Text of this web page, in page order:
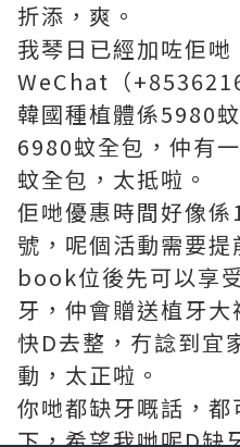
折添，爽。
我琴日已經加咗佢哋
WeChat（
韓國種植體係5980
6980蚊全包，仲有
蚊全包，太抵啦。
佢哋優惠時間好像
號，呢個活動需要
book位後先可以享
牙，仲會贈送植牙
快D去整，冇諗到宜
動，太正啦。
你哋都缺牙嘅話，
下，希望我哋呢D缺